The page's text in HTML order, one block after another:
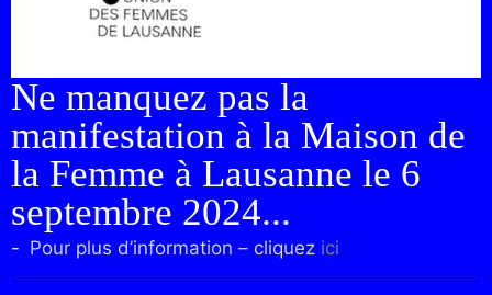
Ne manquez pas la
manifestation à la Maison de
la Femme à Lausanne le 6
septembre 2024...
Pour plus d’information – cliquez ici